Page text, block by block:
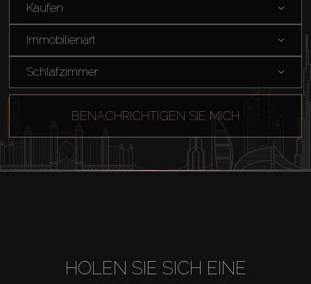
Kaufen
Immobilienart
Schlafzimmer
BENACHRICHTIGEN SIE MICH
HOLEN SIE SICH EINE